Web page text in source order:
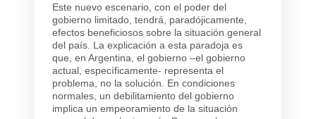
Este nuevo escenario, con el poder del
gobierno limitado, tendrá, paradójicamente,
efectos beneficiosos sobre la situación general
del país. La explicación a esta paradoja es
que, en Argentina, el gobierno –el gobierno
actual, específicamente- representa el
problema, no la solución. En condiciones
normales, un debilitamiento del gobierno
implica un empeoramiento de la situación